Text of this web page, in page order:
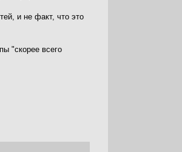
и не факт, что это
"скорее всего